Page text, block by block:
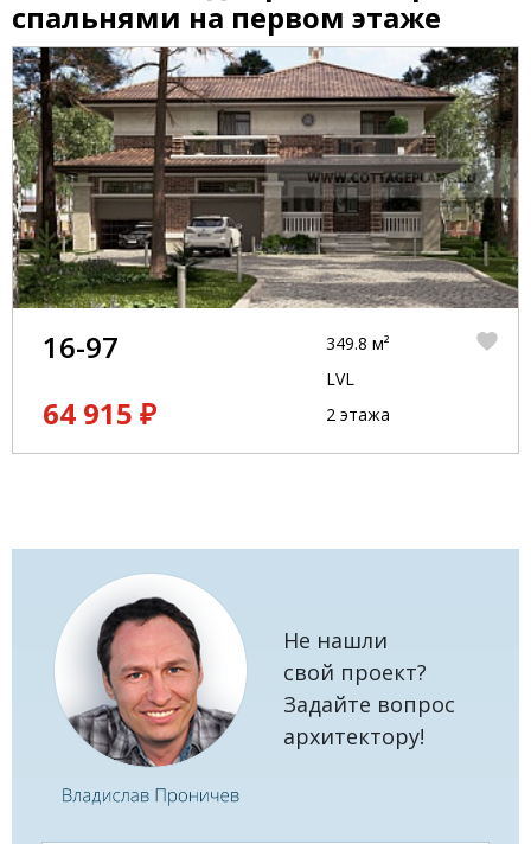
спальнями на первом этаже
16-97
64 915 ₽
349.8 м²
LVL
2 этажа
Не нашли
свой проект?
Задайте вопрос
архитектору!